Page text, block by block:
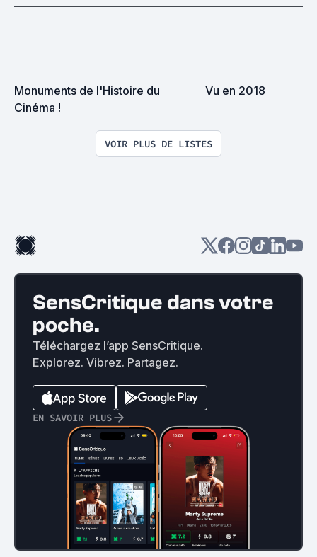
Monuments de l'Histoire du
Cinéma !
Vu en 2018
VOIR PLUS DE LISTES
SensCritique dans votre
poche.
Téléchargez l’app SensCritique.
Explorez. Vibrez. Partagez.
EN SAVOIR PLUS